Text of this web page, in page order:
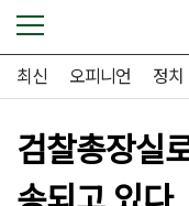
최신 오피니언 정치
검찰총장실